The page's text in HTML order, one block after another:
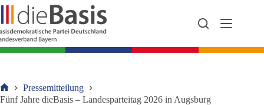
Zum
Inhalt
springen
Startseite
Pressemitteilung
Fünf Jahre dieBasis – Landesparteitag 2026 in Augsburg